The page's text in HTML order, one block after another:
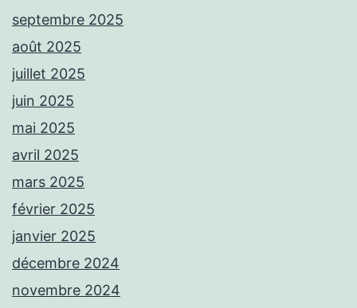
septembre 2025
août 2025
juillet 2025
juin 2025
mai 2025
avril 2025
mars 2025
février 2025
janvier 2025
décembre 2024
novembre 2024